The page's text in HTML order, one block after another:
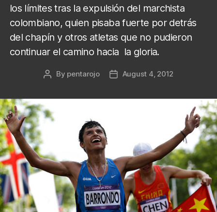
los límites tras la expulsión del marchista
colombiano, quien pisaba fuerte por detrás
del chapín y otros atletas que no pudieron
continuar el camino hacia la gloria.
Post
By pentarojo
PostAugust 4, 2012